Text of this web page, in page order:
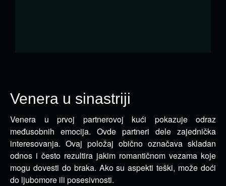
Venera u sinastriji
Venera u prvoj partnerovoj kući pokazuje odraz
međusobnih emocija. Ovde partneri dele zajednička
interesovanja. Ovaj položaj obično označava skladan
odnos i često rezultira jakim romantičnom vezama koje
mogu dovesti do braka. Ako su aspekti teški, može doći
do ljubomore ili posesivnosti.